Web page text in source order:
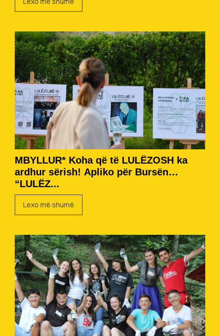
MBYLLUR* Koha që të LULËZOSH ka
ardhur sërish! Apliko për Bursën
“LULËZ...
Lexo më shumë